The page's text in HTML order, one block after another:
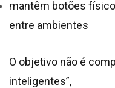
mantêm botões
entre ambientes
O objetivo não é
inteligentes”,